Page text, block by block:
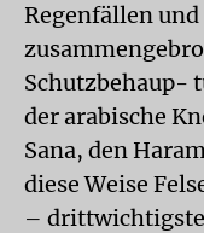
Regenfällen
Schutzbehaup-
der arabische
Sana, den
diese Weise
–